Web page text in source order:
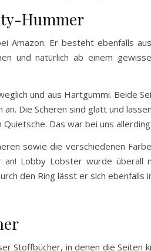
Hummer
Amazon. Er besteht ebenfalls
und natürlich ab einem
und aus Hartgummi. Beide
an. Die Scheren sind glatt und
Das war bei uns
sowie die verschiedenen
an! Lobby Lobster wurde
den Ring lässt er sich
Stoffbücher, in denen die Seiten